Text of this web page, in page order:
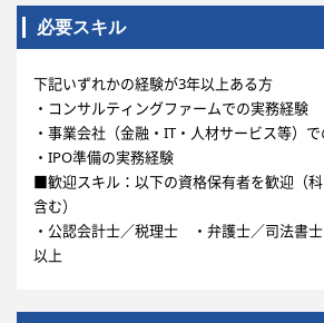
必要スキル
下記いずれかの経験が3年以上ある方
・コンサルティングファームでの実務経験
・事業会社（金融・IT・人材サービス等）
・IPO準備の実務経験
■歓迎スキル：以下の資格保有者を歓迎（
含む）
・公認会計士／税理士 ・弁護士／司法書
以上